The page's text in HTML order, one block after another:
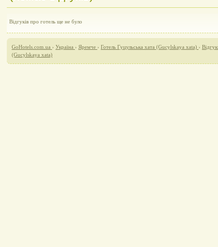
Відгуків про готель ще не було
GoHotels.com.ua › Україна › Яремче › Готель Гуцульська хата (Gucylskaya xata) ›
(Gucylskaya xata)